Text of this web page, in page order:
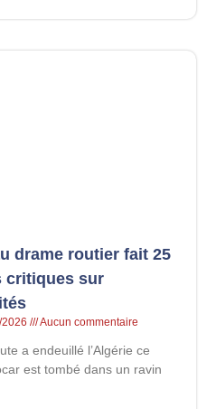
drame routier fait 25
critiques sur
2026 Aucun commentaire
a endeuillé l’Algérie ce
est tombé dans un ravin